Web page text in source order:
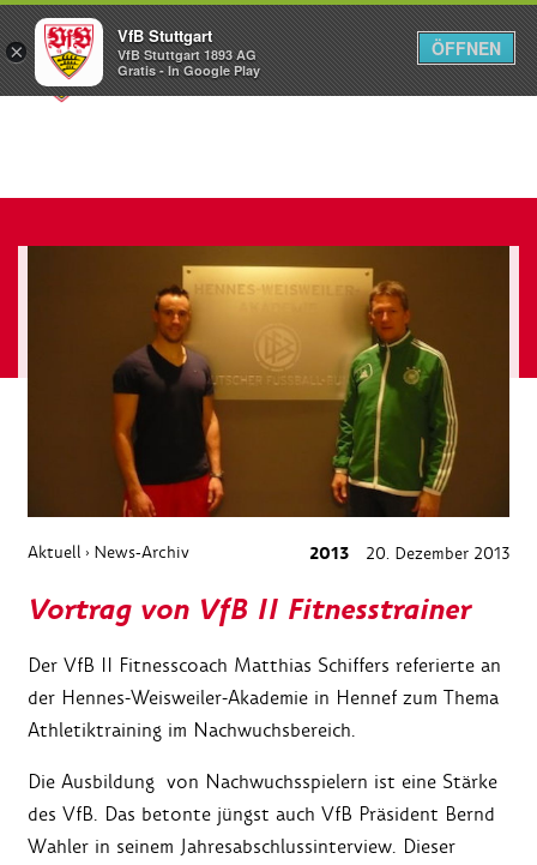
Menü
Aktuell › News-Archiv 2013 20. Dezember 2013
Vortrag von VfB II Fitnesstrainer
Der VfB II Fitnesscoach Matthias Schiffers referierte an
der Hennes-Weisweiler-Akademie in Hennef zum Thema
Athletiktraining im Nachwuchsbereich.
Die Ausbildung von Nachwuchsspielern ist eine Stärke
des VfB. Das betonte jüngst auch VfB Präsident Bernd
Wahler in seinem Jahresabschlussinterview. Dieser
×
VfB Stuttgart
VfB Stuttgart 1893 AG
Gratis - In Google Play
ÖFFNEN